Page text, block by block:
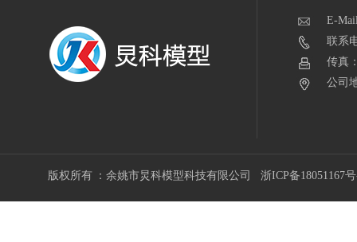
E-
联系
传真
公司
版权所有 ：余姚市炅科模型科技有限公司 浙ICP备18051167